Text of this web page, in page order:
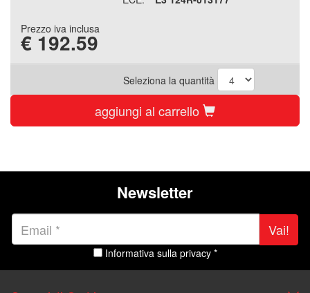
Prezzo iva inclusa
€ 192.59
Seleziona la quantità
aggiungi al carrello
Newsletter
Vai!
Informativa sulla privacy *